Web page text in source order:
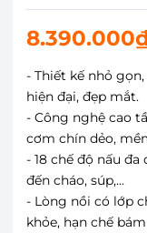
- Thiết kế nhỏ
hiện đại, đẹp mắt.
- Công nghệ cao
cơm chín dẻo,
- 18 chế độ nấu
đến cháo, súp,...
- Lòng nồi có lớp
khỏe, hạn chế